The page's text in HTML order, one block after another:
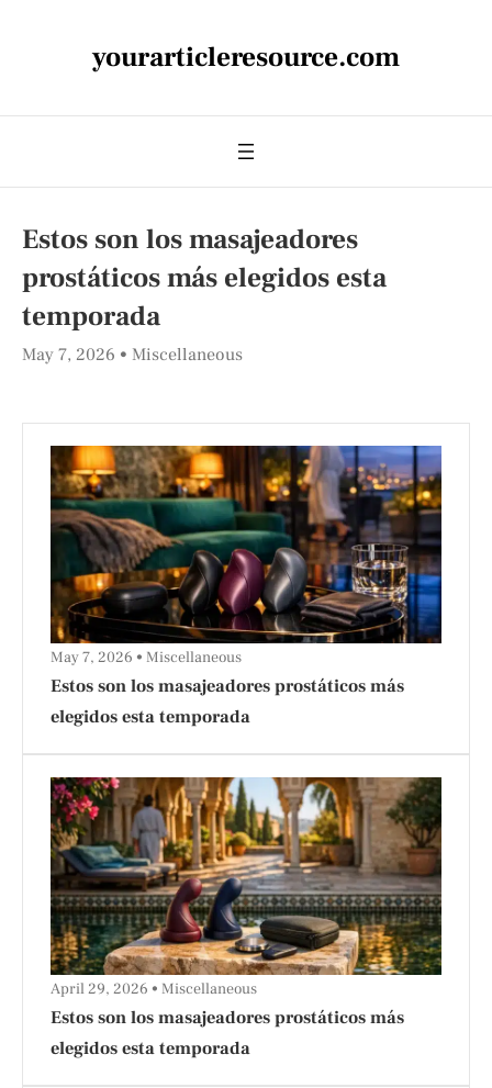
yourarticleresource.com
Estos son los masajeadores
prostáticos más elegidos esta
temporada
May 7, 2026 Miscellaneous
Estos son los masajeadores prostáticos más
elegidos esta temporada
May 7, 2026 Miscellaneous
Estos son los masajeadores prostáticos más
elegidos esta temporada
April 29, 2026 Miscellaneous